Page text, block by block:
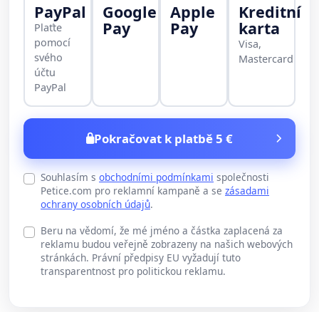
PayPal
Plaťte
pomocí
svého
účtu
PayPal
Google
Pay
Apple
Pay
Kreditní
karta
Visa,
Mastercard
Pokračovat k platbě 5 €
Souhlasím s obchodními podmínkami společnosti
Petice.com pro reklamní kampaně a se zásadami
ochrany osobních údajů.
Beru na vědomí, že mé jméno a částka zaplacená za
reklamu budou veřejně zobrazeny na našich webových
stránkách. Právní předpisy EU vyžadují tuto
transparentnost pro politickou reklamu.